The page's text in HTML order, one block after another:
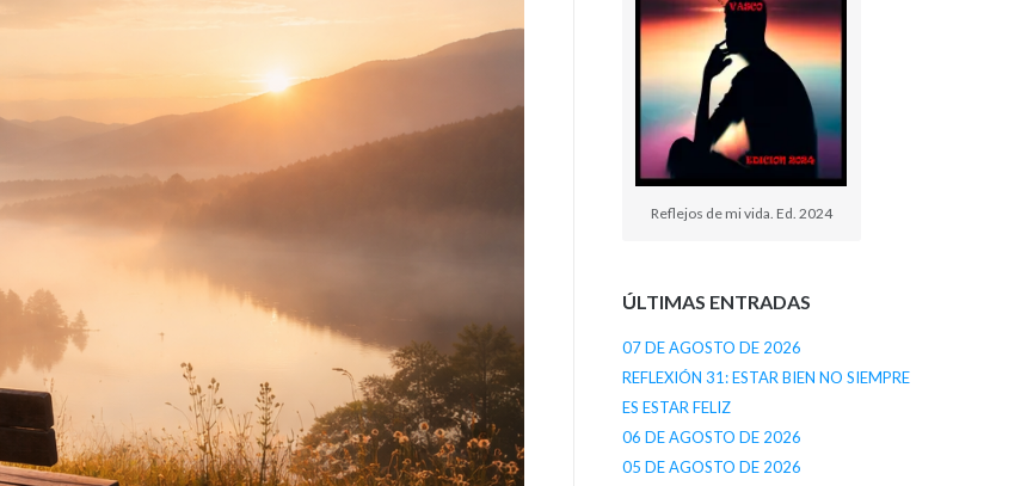
Reflejos de mi vida. Ed. 2024
ÚLTIMAS ENTRADAS
07 DE AGOSTO DE 2026
REFLEXIÓN 31: ESTAR BIEN NO SIEMPRE
ES ESTAR FELIZ
06 DE AGOSTO DE 2026
05 DE AGOSTO DE 2026